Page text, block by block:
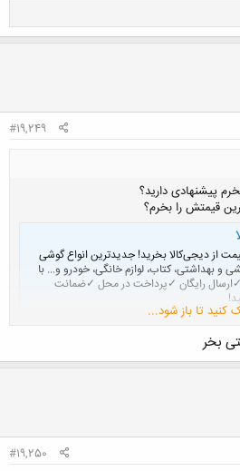
#19,249
پیشنهادی دارید؟
قیمتش را بخرم؟
از دیجی‌کالا بخرید! جدیدترین انواع گوشی
و بهداشتی، کتاب، لوازم خانگی، خودرو و... با
رايگان ✓پرداخت در محل ✓ضمانت
کنید تا باز شود...
بخر
#19,250